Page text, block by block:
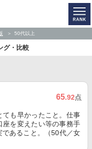
50代以上
グ・比較
65.92点
も早かったこと。仕事
座を変えたい等の事務手
あること。（50代／女